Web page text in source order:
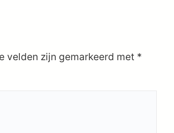
velden zijn gemarkeerd met *